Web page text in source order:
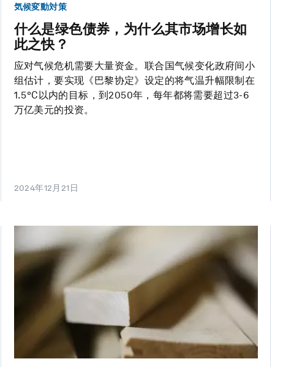
気候変動対策
什么是绿色债券，为什么其市场增长如
此之快？
应对气候危机需要大量资金。联合国气候变化政府间小
组估计，要实现《巴黎协定》设定的将气温升幅限制在
1.5°C以内的目标，到2050年，每年都将需要超过3-6
万亿美元的投资。
2024年12月21日